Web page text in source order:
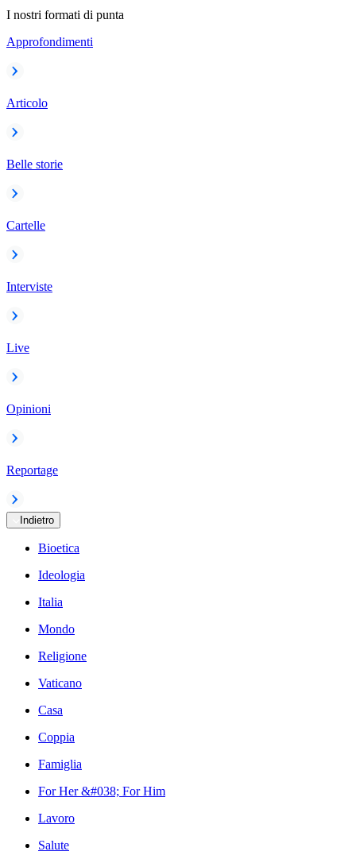
I nostri formati di punta
Approfondimenti
Articolo
Belle storie
Cartelle
Interviste
Live
Opinioni
Reportage
Indietro
Bioetica
Ideologia
Italia
Mondo
Religione
Vaticano
Casa
Coppia
Famiglia
For Her &#038; For Him
Lavoro
Salute